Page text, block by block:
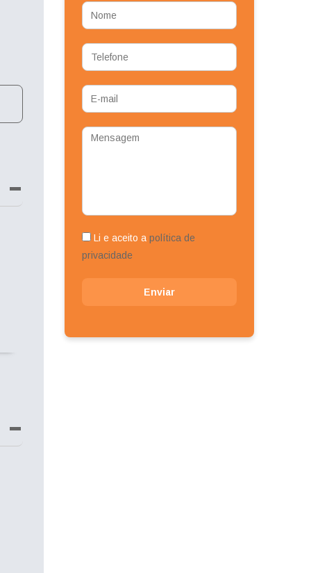
Nome
Telefone
E-
mail
Mensagem
Li e aceito apolítica de
privacidade
Enviar